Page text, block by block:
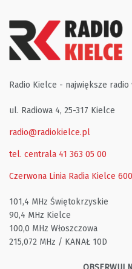
Radio Kielce - największe
ul. Radiowa 4, 25-317 Kielce
radio@radiokielce.pl
tel. centrala 41 363 05 00
Czerwona Linia Radia Kielce
101,4 MHz Świętokrzyskie
90,4 MHz Kielce
100,0 MHz Włoszczowa
215,072 MHz / KANAŁ 10D